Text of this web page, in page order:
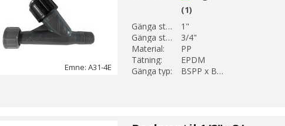
Emne: A31-4E
(1)
Gänga storlek 1:
1"
Gänga storlek 2:
3/4"
Material:
PP
Tätning:
EPDM
Gänga typ:
BSPP x BSPT